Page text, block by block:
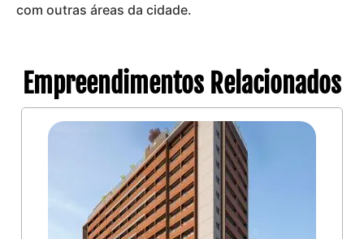
com outras áreas da cidade.
Empreendimentos Relacionados